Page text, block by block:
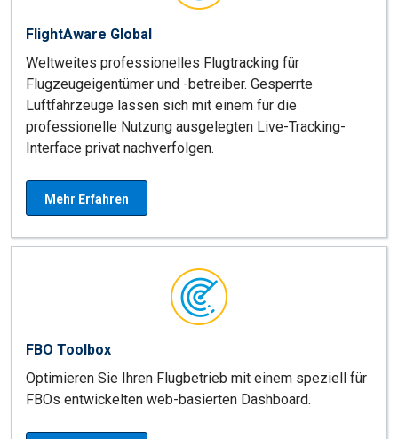
FlightAware Global
Weltweites professionelles Flugtracking für
Flugzeugeigentümer und -betreiber. Gesperrte
Luftfahrzeuge lassen sich mit einem für die
professionelle Nutzung ausgelegten Live-Tracking-
Interface privat nachverfolgen.
Mehr Erfahren
FBO Toolbox
Optimieren Sie Ihren Flugbetrieb mit einem speziell für
FBOs entwickelten web-basierten Dashboard.